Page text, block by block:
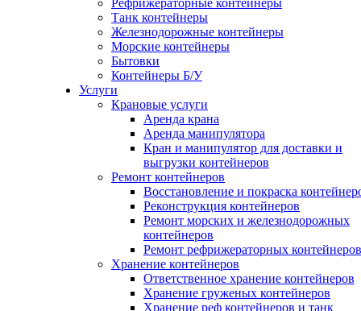
Рефрижераторные контейнеры
Танк контейнеры
Железнодорожные контейнеры
Морские контейнеры
Бытовки
Контейнеры Б/У
Услуги
Крановые услуги
Аренда крана
Аренда манипулятора
Кран и манипулятор для доставки и
выгрузки контейнеров
Ремонт контейнеров
Восстановление и покраска
Реконструкция контейнеров
Ремонт морских и железнодорожных
контейнеров
Ремонт рефрижераторных контейнеров
Хранение контейнеров
Ответственное хранение контейнеров
Хранение груженых контейнеров
Хранение реф контейнеров и танк